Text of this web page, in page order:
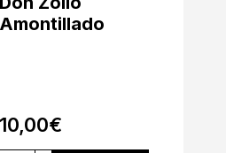
Amontillado
10,00€